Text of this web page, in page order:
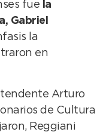
fue
la
Gabriel
la
en
Arturo
de Cultura
Reggiani